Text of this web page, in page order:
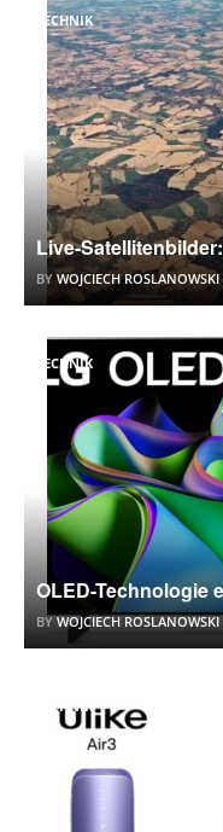
TECHNIK
Live-
BY WOJCIECH ROSLANOWSKI
TECHNIK
OLED-Technologie
BYWOJCIECH ROSLANOWSKI
TECHNIK